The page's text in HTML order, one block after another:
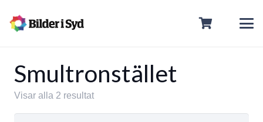
Smultronstället
Visar alla 2 resultat